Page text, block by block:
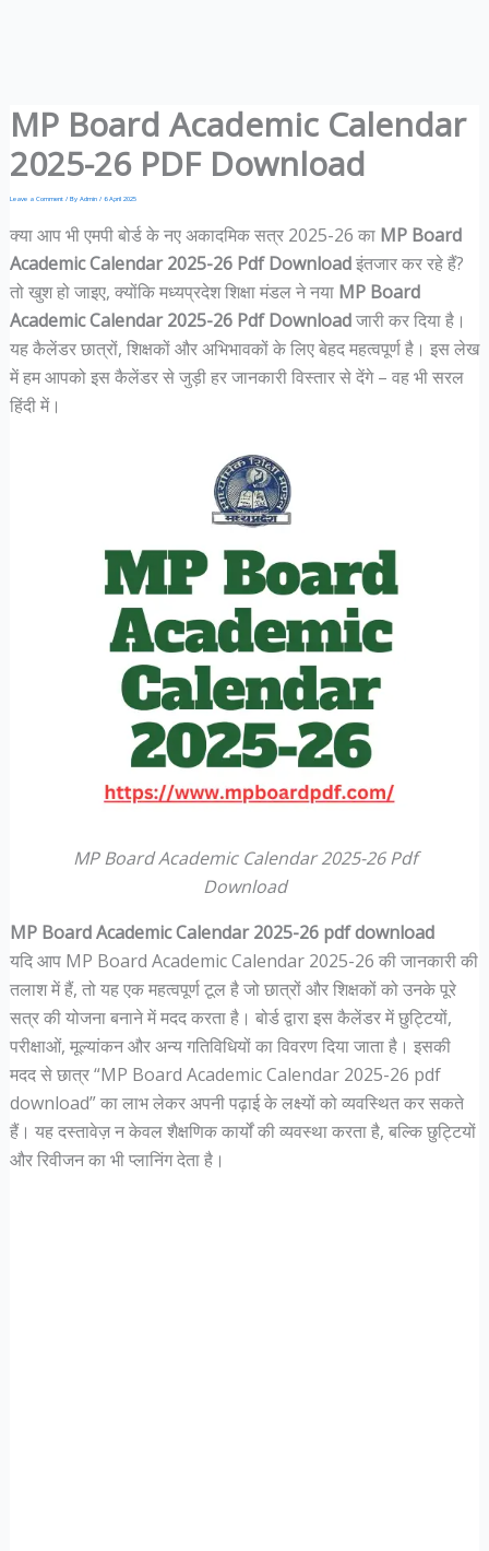
MP Board Academic Calendar
2025-26 PDF Download
Leave a Comment / By Admin / 6 April 2025
क्या आप भी एमपी बोर्ड के नए अकादमिक सत्र 2025-26 का MP Board
Academic Calendar 2025-26 Pdf Downloadइंतजार कर रहे हैं?
तो खुश हो जाइए, क्योंकि मध्यप्रदेश शिक्षा मंडल ने नया MP Board
Academic Calendar 2025-26 Pdf Downloadजारी कर दिया है।
यह कैलेंडर छात्रों, शिक्षकों और अभिभावकों के लिए बेहद महत्वपूर्ण है। इस लेख
में हम आपको इस कैलेंडर से जुड़ी हर जानकारी विस्तार से देंगे – वह भी सरल
हिंदी में।
MP Board Academic Calendar 2025-26 Pdf
Download
MP Board Academic Calendar 2025-26 pdf download
यदि आप MP Board Academic Calendar 2025-26 की जानकारी की
तलाश में हैं, तो यह एक महत्वपूर्ण टूल है जो छात्रों और शिक्षकों को उनके पूरे
सत्र की योजना बनाने में मदद करता है। बोर्ड द्वारा इस कैलेंडर में छुट्टियों,
परीक्षाओं, मूल्यांकन और अन्य गतिविधियों का विवरण दिया जाता है। इसकी
मदद से छात्र “MP Board Academic Calendar 2025-26 pdf
download” का लाभ लेकर अपनी पढ़ाई के लक्ष्यों को व्यवस्थित कर सकते
हैं। यह दस्तावेज़ न केवल शैक्षणिक कार्यों की व्यवस्था करता है, बल्कि छुट्टियों
और रिवीजन का भी प्लानिंग देता है।